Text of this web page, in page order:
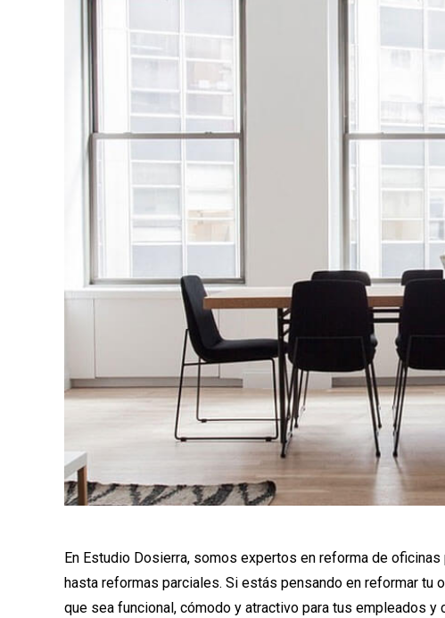
En Estudio Dosierra, somos expertos en reforma de
hasta reformas parciales. Si estás pensando en reformar tu
que sea funcional, cómodo y atractivo para tus empleados y